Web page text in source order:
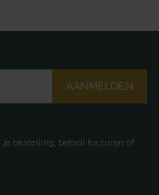
AANMELDEN
je bestelling, betaal facturen of